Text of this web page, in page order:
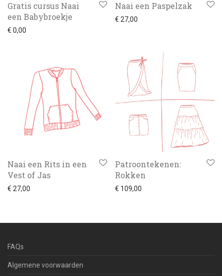
Gratis cursus Naai
een Babybroekje
€ 0,00
Naai een Paspelzak
€ 27,00
Naai een Rits in een
Vest of Jas
€ 27,00
Patroontekenen:
Rokken
€ 109,00
FAQs
Algemene voorwaarden